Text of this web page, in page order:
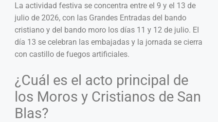
La actividad festiva se concentra entre el 9 y el 13 de
julio de 2026, con las Grandes Entradas del bando
cristiano y del bando moro los días 11 y 12 de julio. El
día 13 se celebran las embajadas y la jornada se cierra
con castillo de fuegos artificiales.
¿Cuál es el acto principal de
los Moros y Cristianos de San
Blas?